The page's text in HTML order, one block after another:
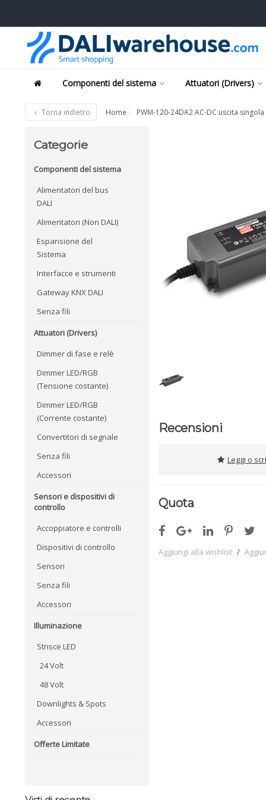
Componenti del sistema Attuatori (Drivers)
Torna indietro Home PWM-120-24DA2 AC-DC uscita
Categorie
Componenti del sistema
Alimentatori del bus
DALI
Alimentatori (Non DALI)
Espansione del
Sistema
Interfacce e strumenti
Gateway KNX DALI
Senza fili
Attuatori (Drivers)
Dimmer di fase e relè
Dimmer LED/RGB
(Tensione costante)
Dimmer LED/RGB
(Corrente costante)
Convertitori di segnale
Senza fili
Accessori
Sensori e dispositivi di
controllo
Accoppiatore e controlli
Dispositivi di controllo
Sensori
Senza fili
Accessori
Illuminazione
Strisce LED
24 Volt
48 Volt
Downlights & Spots
Accessori
Offerte Limitate
Recensioni
Leggi o
Quota
Aggiungi alla wishlist /